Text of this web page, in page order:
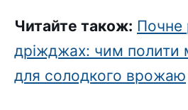
Читайте також: Почне
дріжджах: чим полити
для солодкого врожаю